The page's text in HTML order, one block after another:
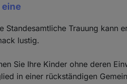
Standesamtliche Trauung kann
lustig.
Sie Ihre Kinder ohne deren
in einer rückständigen